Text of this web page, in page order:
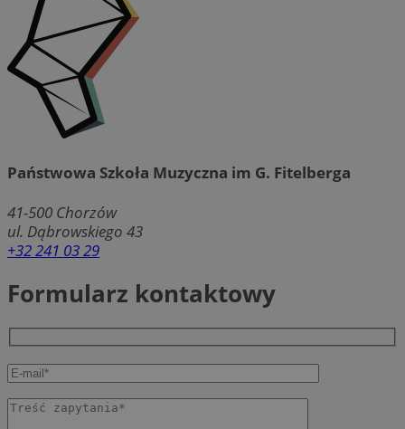
Państwowa Szkoła Muzyczna im G. Fitelberga
41-500 Chorzów
ul. Dąbrowskiego 43
+32 241 03 29
Formularz kontaktowy